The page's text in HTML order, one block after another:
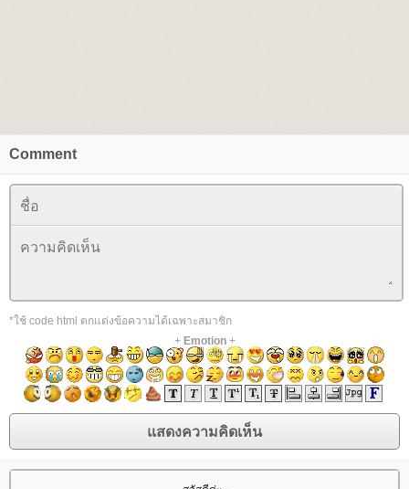
Comment
*ใช้ code html ตกแต่งข้อความได้เฉพาะสมาชิก
+ Emotion+